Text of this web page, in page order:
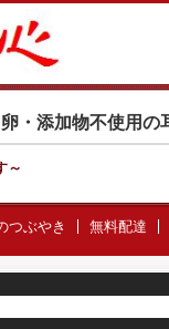
卵・添加物不使用の
～
つぶやき 無料配達